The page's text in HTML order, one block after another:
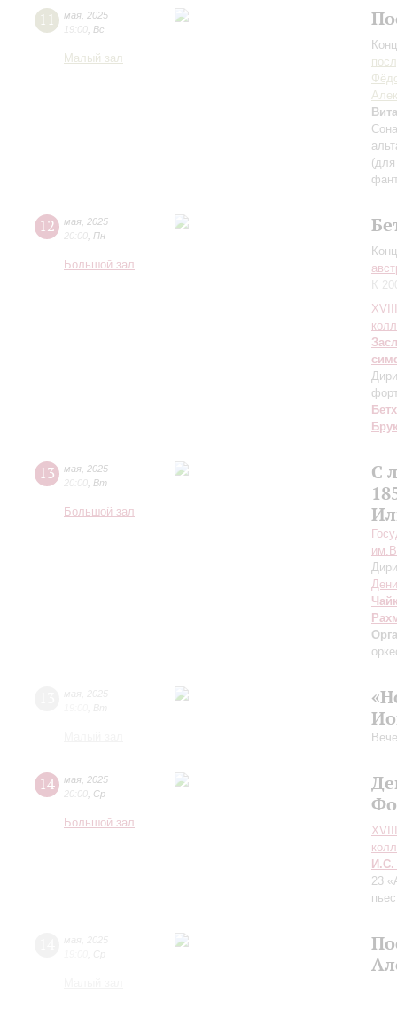
11 мая 2025
19:00 Вс
Малый зал
12 мая 2025
20:00 Пн
Большой зал
К
13 мая 2025
20:00 Вт
Большой зал
С
14 мая 2025
20:00 Ср
Большой зал
И.С.
23